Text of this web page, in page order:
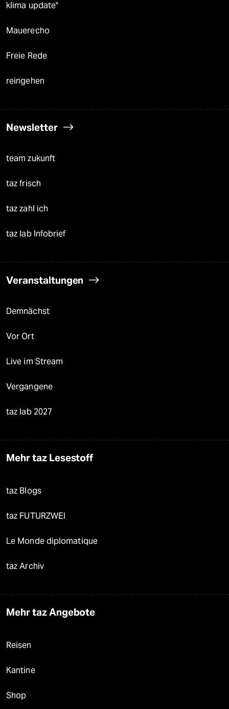
klima update°
Mauerecho
Freie Rede
reingehen
Newsletter
team zukunft
taz frisch
taz zahl ich
taz lab Infobrief
Veranstaltungen
Demnächst
Vor Ort
Live im Stream
Vergangene
taz lab 2027
Mehr taz Lesestoff
taz Blogs
taz FUTURZWEI
Le Monde diplomatique
taz Archiv
Mehr taz Angebote
Reisen
Kantine
Shop